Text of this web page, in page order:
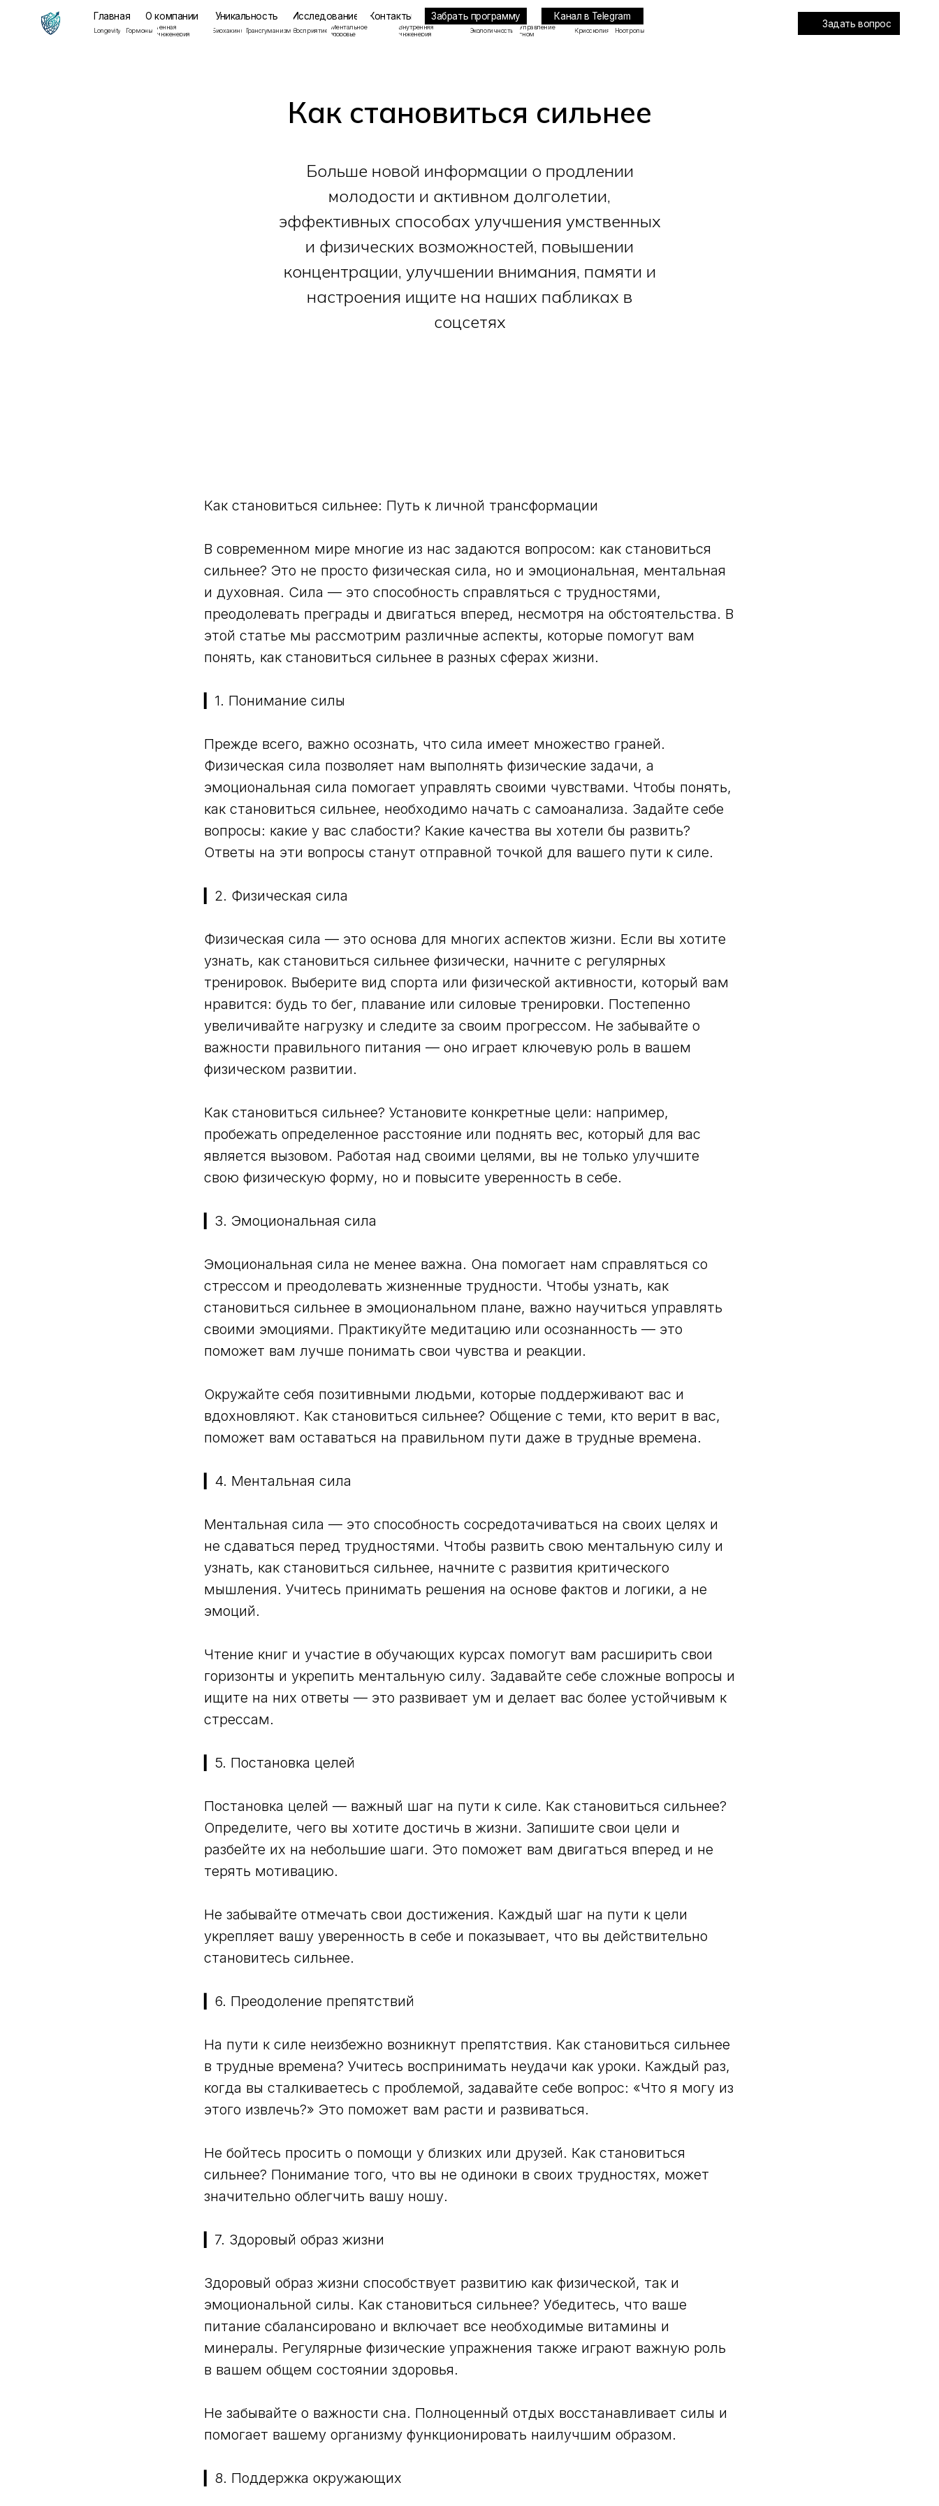
Главная
Longevity Гормоны инженерия Биохакинг Трансгуманизм здоровье инженерия Экологичность Управление
сном Криоскопия Ноотропы
О компании Уникальность Исследование Контакты Канал в Telegram
Забрать программу
Как становиться сильнее
Больше новой информации о продлении
молодости и активном долголетии,
эффективных способах улучшения умственных
и физических возможностей, повышении
концентрации, улучшении внимания, памяти и
настроения ищите на наших пабликах в
соцсетях
Как становиться сильнее: Путь к личной трансформации
В современном мире многие из нас задаются вопросом: как становиться
сильнее? Это не просто физическая сила, но и эмоциональная, ментальная
и духовная. Сила — это способность справляться с трудностями,
преодолевать преграды и двигаться вперед, несмотря на обстоятельства. В
этой статье мы рассмотрим различные аспекты, которые помогут вам
понять, как становиться сильнее в разных сферах жизни.
▎1. Понимание силы
Прежде всего, важно осознать, что сила имеет множество граней.
Физическая сила позволяет нам выполнять физические задачи, а
эмоциональная сила помогает управлять своими чувствами. Чтобы понять,
как становиться сильнее, необходимо начать с самоанализа. Задайте себе
вопросы: какие у вас слабости? Какие качества вы хотели бы развить?
Ответы на эти вопросы станут отправной точкой для вашего пути к силе.
▎2. Физическая сила
Физическая сила — это основа для многих аспектов жизни. Если вы хотите
узнать, как становиться сильнее физически, начните с регулярных
тренировок. Выберите вид спорта или физической активности, который вам
нравится: будь то бег, плавание или силовые тренировки. Постепенно
увеличивайте нагрузку и следите за своим прогрессом. Не забывайте о
важности правильного питания — оно играет ключевую роль в вашем
физическом развитии.
Как становиться сильнее? Установите конкретные цели: например,
пробежать определенное расстояние или поднять вес, который для вас
является вызовом. Работая над своими целями, вы не только улучшите
свою физическую форму, но и повысите уверенность в себе.
▎3. Эмоциональная сила
Эмоциональная сила не менее важна. Она помогает нам справляться со
стрессом и преодолевать жизненные трудности. Чтобы узнать, как
становиться сильнее в эмоциональном плане, важно научиться управлять
своими эмоциями. Практикуйте медитацию или осознанность — это
поможет вам лучше понимать свои чувства и реакции.
Окружайте себя позитивными людьми, которые поддерживают вас и
вдохновляют. Как становиться сильнее? Общение с теми, кто верит в вас,
поможет вам оставаться на правильном пути даже в трудные времена.
▎4. Ментальная сила
Ментальная сила — это способность сосредотачиваться на своих целях и
не сдаваться перед трудностями. Чтобы развить свою ментальную силу и
узнать, как становиться сильнее, начните с развития критического
мышления. Учитесь принимать решения на основе фактов и логики, а не
эмоций.
Чтение книг и участие в обучающих курсах помогут вам расширить свои
горизонты и укрепить ментальную силу. Задавайте себе сложные вопросы и
ищите на них ответы — это развивает ум и делает вас более устойчивым к
стрессам.
▎5. Постановка целей
Постановка целей — важный шаг на пути к силе. Как становиться сильнее?
Определите, чего вы хотите достичь в жизни. Запишите свои цели и
разбейте их на небольшие шаги. Это поможет вам двигаться вперед и не
терять мотивацию.
Не забывайте отмечать свои достижения. Каждый шаг на пути к цели
укрепляет вашу уверенность в себе и показывает, что вы действительно
становитесь сильнее.
▎6. Преодоление препятствий
На пути к силе неизбежно возникнут препятствия. Как становиться сильнее
в трудные времена? Учитесь воспринимать неудачи как уроки. Каждый раз,
когда вы сталкиваетесь с проблемой, задавайте себе вопрос: «Что я могу из
этого извлечь?» Это поможет вам расти и развиваться.
Не бойтесь просить о помощи у близких или друзей. Как становиться
сильнее? Понимание того, что вы не одиноки в своих трудностях, может
значительно облегчить вашу ношу.
▎7. Здоровый образ жизни
Здоровый образ жизни способствует развитию как физической, так и
эмоциональной силы. Как становиться сильнее? Убедитесь, что ваше
питание сбалансировано и включает все необходимые витамины и
минералы. Регулярные физические упражнения также играют важную роль
в вашем общем состоянии здоровья.
Не забывайте о важности сна. Полноценный отдых восстанавливает силы и
помогает вашему организму функционировать наилучшим образом.
▎8. Поддержка окружающих